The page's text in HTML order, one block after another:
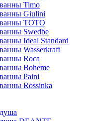
Timo
Giulini
TOTO
Swedbe
Ideal Standard
Wasserkraft
Roca
Boheme
Paini
Rossinka